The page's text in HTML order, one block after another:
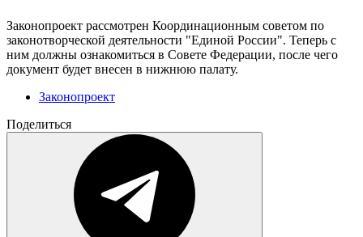
Законопроект рассмотрен Координационным советом по
законотворческой деятельности "Единой России". Теперь с
ним должны ознакомиться в Совете Федерации, после чего
документ будет внесен в нижнюю палату.
Законопроект
Поделиться